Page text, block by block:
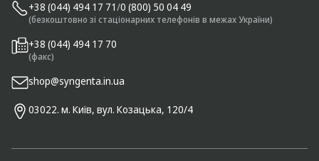
+38 (044) 494 17 71/0 (800) 50 04 49
(безкоштовно зі стаціонарних телефонів в межах України)
+38 (044) 494 17 70
(факс)
shop@syngenta.in.ua
03022. м. Київ, вул. Козацька, 120/4